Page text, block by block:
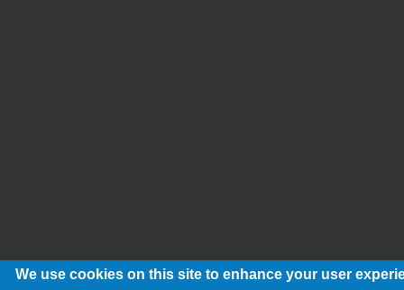
We use cookies on this site to enhance your user